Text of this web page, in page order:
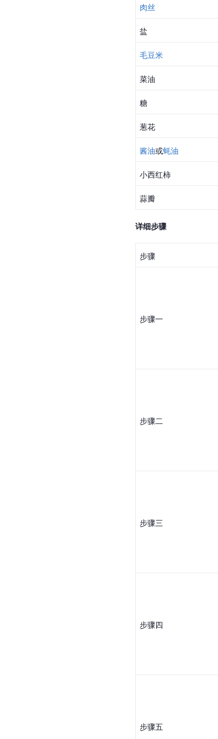
肉丝
盐
毛豆米
菜油
糖
葱花
酱油或蚝油
小西红柿
蒜瓣
详细步骤
步骤
步骤一
步骤二
步骤三
步骤四
步骤五